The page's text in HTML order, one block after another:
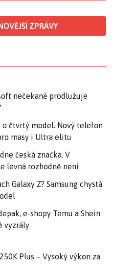
ZPRÁVY
nečekaně prodlužuje
o čtvrtý model. Nový telefon
masy i Ultra elitu
česká značka. V
levná rozhodně není
Galaxy Z? Samsung chystá
e-shopy Temu a Shein
vyzrály
Plus – Vysoký výkon za